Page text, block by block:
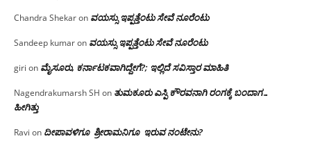
Chandra Shekaron ವಯಸ್ಸು ಇಪ್ಪತ್ತೆಂಟು ಸೇವೆ ನೂರೆಂಟು
Sandeep kumaron ವಯಸ್ಸು ಇಪ್ಪತ್ತೆಂಟು ಸೇವೆ ನೂರೆಂಟು
giri on ಮೈಸೂರು, ಕರ್ನಾಟಕವಾಗಿದ್ದೇಗೆ?; ಇಲ್ಲಿದೆ ಸವಿಸ್ತಾರ ಮಾಹಿತಿ
Nagendrakumarsh SH on ತುಮಕೂರು ಎಸ್ಪಿ ಕೌರವನಾಗಿ ರಂಗಕ್ಕೆ ಬಂದಾಗ…
ಹೀಗಿತ್ತು
Ravi on ದೀಪಾವಳಿಗೂ ಶ್ರೀರಾಮನಿಗೂ ಇರುವ ನಂಟೇನು?